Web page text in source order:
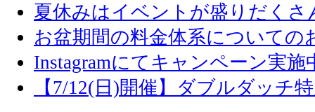
夏休みはイベントが盛りだくさ
お盆期間の料金体系についての
Instagramにてキャンペーン実施
【7/12(日)開催】ダブルダッチ